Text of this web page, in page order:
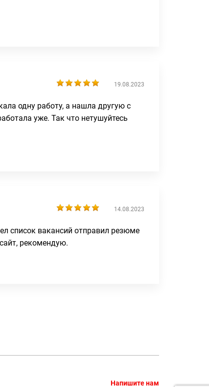
19.08.2023
одну работу, а нашла другую с
уже. Так что нетушуйтесь
14.08.2023
список вакансий отправил резюме
рекомендую.
Напишите нам